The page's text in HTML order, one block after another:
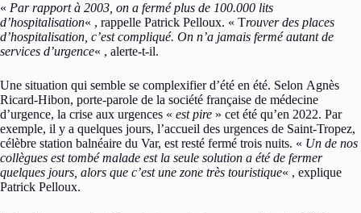
« Par rapport à 2003, on a fermé plus de 100.000 lits
d’hospitalisation« , rappelle Patrick Pelloux. « Trouver des places
d’hospitalisation, c’est compliqué. On n’a jamais fermé autant de
services d’urgence« , alerte-t-il.
Une situation qui semble se complexifier d’été en été. Selon Agnès
Ricard-Hibon, porte-parole de la société française de médecine
d’urgence, la crise aux urgences « est pire » cet été qu’en 2022. Par
exemple, il y a quelques jours, l’accueil des urgences de Saint-Tropez,
célèbre station balnéaire du Var, est resté fermé trois nuits. « Un de nos
collègues est tombé malade est la seule solution a été de fermer
quelques jours, alors que c’est une zone très touristique« , explique
Patrick Pelloux.